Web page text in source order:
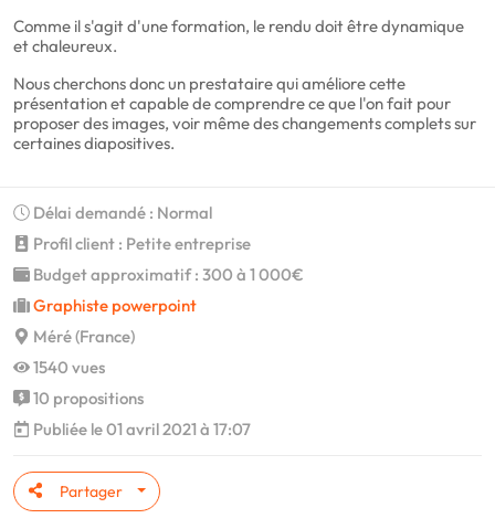
Comme il s'agit d'une formation, le rendu doit être dynamique
et chaleureux.
Nous cherchons donc un prestataire qui améliore cette
présentation et capable de comprendre ce que l'on fait pour
proposer des images, voir même des changements complets sur
certaines diapositives.
Délai demandé : Normal
Profil client : Petite entreprise
Budget approximatif : 300 à 1 000€
Graphiste powerpoint
Méré (France)
1540 vues
10 propositions
Publiée le 01 avril 2021 à 17:07
Partager